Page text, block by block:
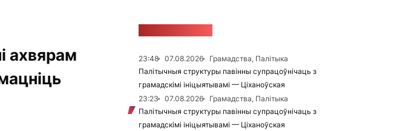
ахвярам
23:48 07.08.2026
Грамадства, Палітыка
Палітычныя структуры павінны супрацоўнічаць з
грамадскімі ініцыятывамі — Ціханоўская
23:23
07.08.2026
Грамадства, Палітыка
Палітычныя структуры павінны супрацоўнічаць з
грамадскімі ініцыятывамі — Ціханоўская